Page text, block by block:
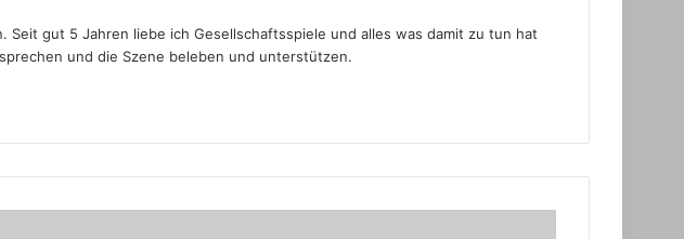
gut 5 Jahren liebe ich Gesellschaftsspiele und alles was damit zu tun hat
und die Szene beleben und unterstützen.